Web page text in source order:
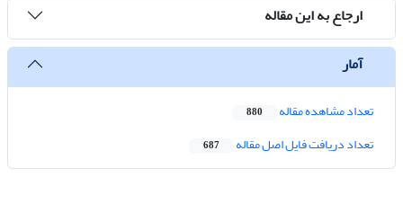
ارجاع به این مقاله
آمار
تعداد مشاهده مقاله 880
تعداد دریافت فایل اصل مقاله 687